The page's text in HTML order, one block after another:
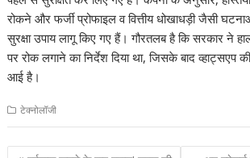
रोकने और फर्जी प्रोफाइल व वित्तीय धोखाधड़ी जैसी
सुरक्षा उपाय लागू किए गए हैं। गौरतलब है कि सरकार ने
पर रोक लगाने का निर्देश दिया था, जिसके बाद व्हाट्सएप
आई है।
टेक्नोलॉजी